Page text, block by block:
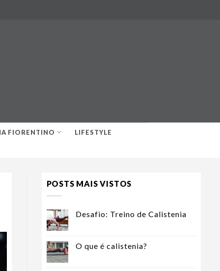
FIORENTINO LIFESTYLE
POSTS MAIS VISTOS
Desafio: Treino de Calistenia
O que é calistenia?